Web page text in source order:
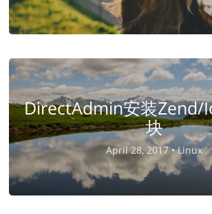
DirectAdmin安装Zend/
块
April 28, 2017 •Linux